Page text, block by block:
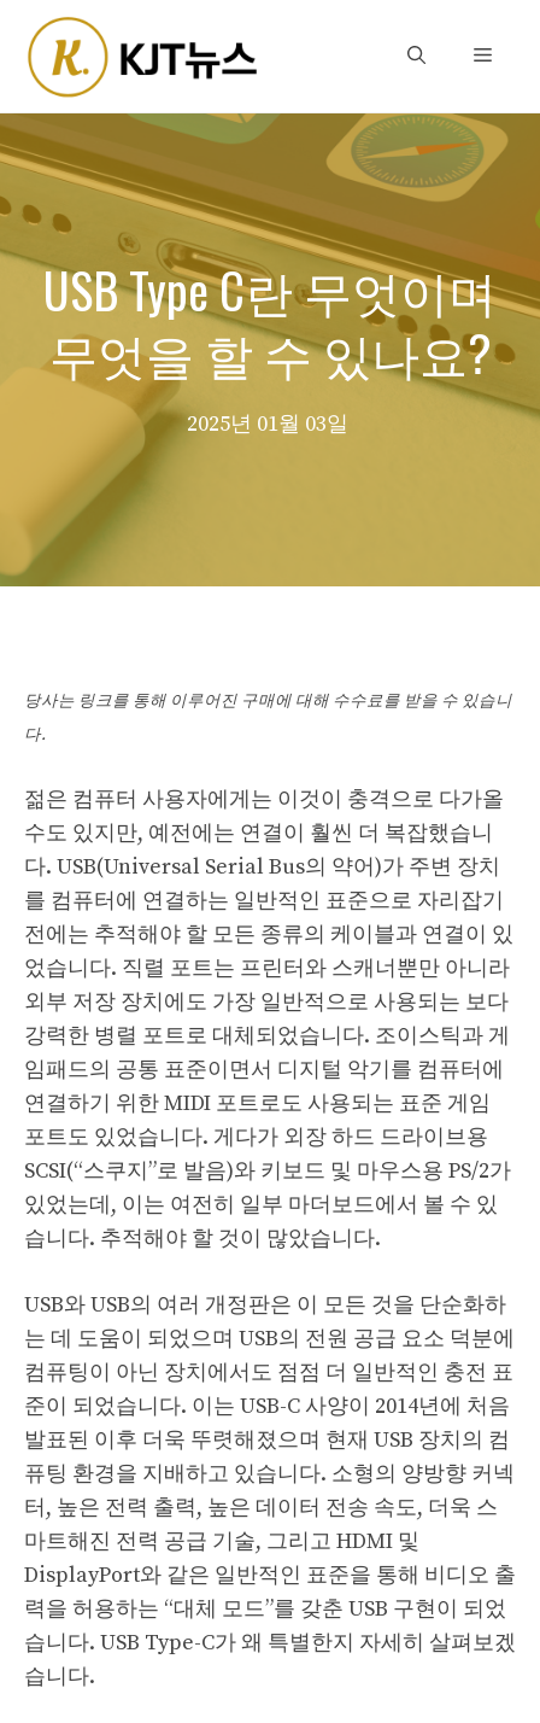
content
Menu
USB Type C란 무엇이며
무엇을 할 수 있나요?
2025년 01월 03일
당사는 링크를 통해 이루어진 구매에 대해 수수료를 받을 수 있습니
다.
젊은 컴퓨터 사용자에게는 이것이 충격으로 다가올
수도 있지만, 예전에는 연결이 훨씬 더 복잡했습니
다. USB(Universal Serial Bus의 약어)가 주변 장치
를 컴퓨터에 연결하는 일반적인 표준으로 자리잡기
전에는 추적해야 할 모든 종류의 케이블과 연결이 있
었습니다. 직렬 포트는 프린터와 스캐너뿐만 아니라
외부 저장 장치에도 가장 일반적으로 사용되는 보다
강력한 병렬 포트로 대체되었습니다. 조이스틱과 게
임패드의 공통 표준이면서 디지털 악기를 컴퓨터에
연결하기 위한 MIDI 포트로도 사용되는 표준 게임
포트도 있었습니다. 게다가 외장 하드 드라이브용
SCSI(“스쿠지”로 발음)와 키보드 및 마우스용 PS/2가
있었는데, 이는 여전히 일부 마더보드에서 볼 수 있
습니다. 추적해야 할 것이 많았습니다.
USB와 USB의 여러 개정판은 이 모든 것을 단순화하
는 데 도움이 되었으며 USB의 전원 공급 요소 덕분에
컴퓨팅이 아닌 장치에서도 점점 더 일반적인 충전 표
준이 되었습니다. 이는 USB-C 사양이 2014년에 처음
발표된 이후 더욱 뚜렷해졌으며 현재 USB 장치의 컴
퓨팅 환경을 지배하고 있습니다. 소형의 양방향 커넥
터, 높은 전력 출력, 높은 데이터 전송 속도, 더욱 스
마트해진 전력 공급 기술, 그리고 HDMI 및
DisplayPort와 같은 일반적인 표준을 통해 비디오 출
력을 허용하는 “대체 모드”를 갖춘 USB 구현이 되었
습니다. USB Type-C가 왜 특별한지 자세히 살펴보겠
습니다.